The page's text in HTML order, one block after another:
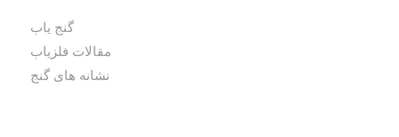
گنج یاب
مقالات فلزیاب
نشانه های گنج